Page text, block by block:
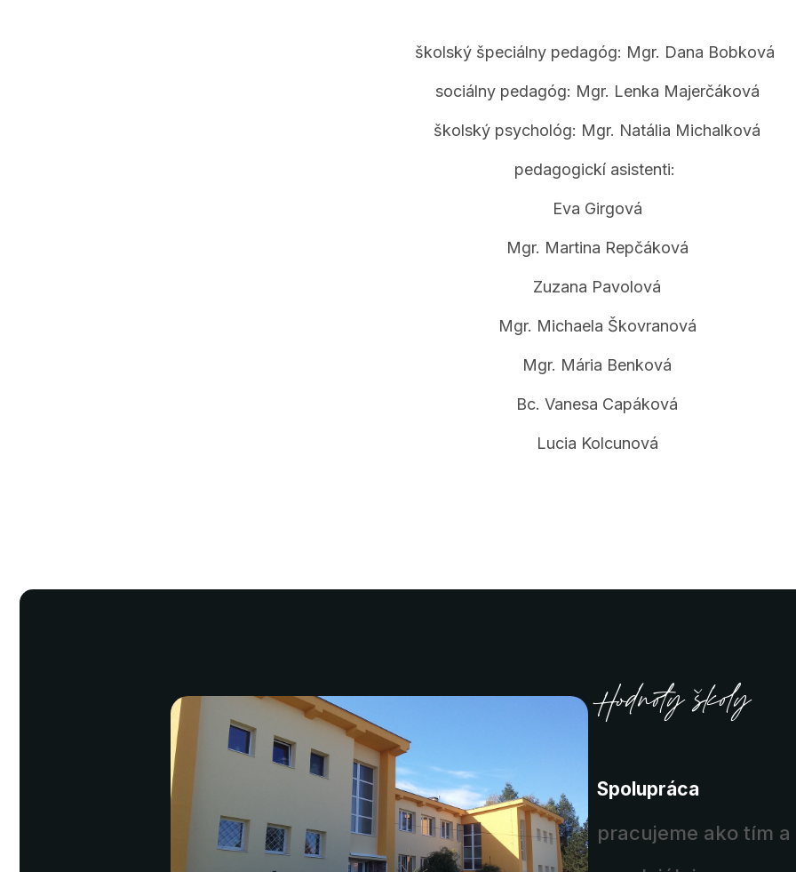
školský špeciálny pedagóg: Mgr. Dana Bobková
sociálny pedagóg: Mgr. Lenka Majerčáková
školský psychológ: Mgr. Natália Michalková
pedagogickí asistenti:
Eva Girgová
Mgr. Martina Repčáková
Zuzana Pavolová
Mgr. Michaela Škovranová
Mgr. Mária Benková
Bc. Vanesa Capáková
Lucia Kolcunová
Hodnoty školy
Spolupráca
pracujeme ako tím